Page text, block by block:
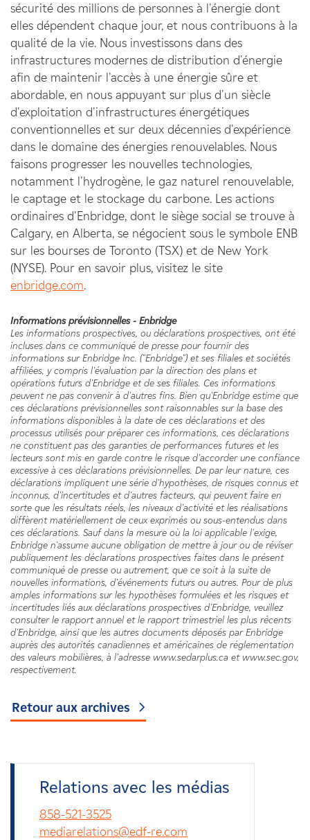
sécurité des millions de personnes à l'énergie dont
elles dépendent chaque jour, et nous contribuons à la
qualité de la vie. Nous investissons dans des
infrastructures modernes de distribution d'énergie
afin de maintenir l'accès à une énergie sûre et
abordable, en nous appuyant sur plus d'un siècle
d'exploitation d'infrastructures énergétiques
conventionnelles et sur deux décennies d'expérience
dans le domaine des énergies renouvelables. Nous
faisons progresser les nouvelles technologies,
notamment l'hydrogène, le gaz naturel renouvelable,
le captage et le stockage du carbone. Les actions
ordinaires d'Enbridge, dont le siège social se trouve à
Calgary, en Alberta, se négocient sous le symbole ENB
sur les bourses de Toronto (TSX) et de New York
(NYSE). Pour en savoir plus, visitez le site
enbridge.com.
Informations prévisionnelles - Enbridge
Les informations prospectives, ou déclarations prospectives, ont été
incluses dans ce communiqué de presse pour fournir des
informations sur Enbridge Inc. ("Enbridge") et ses filiales et sociétés
affiliées, y compris l'évaluation par la direction des plans et
opérations futurs d'Enbridge et de ses filiales. Ces informations
peuvent ne pas convenir à d'autres fins. Bien qu'Enbridge estime que
ces déclarations prévisionnelles sont raisonnables sur la base des
informations disponibles à la date de ces déclarations et des
processus utilisés pour préparer ces informations, ces déclarations
ne constituent pas des garanties de performances futures et les
lecteurs sont mis en garde contre le risque d'accorder une confiance
excessive à ces déclarations prévisionnelles. De par leur nature, ces
déclarations impliquent une série d'hypothèses, de risques connus et
inconnus, d'incertitudes et d'autres facteurs, qui peuvent faire en
sorte que les résultats réels, les niveaux d'activité et les réalisations
diffèrent matériellement de ceux exprimés ou sous-entendus dans
ces déclarations. Sauf dans la mesure où la loi applicable l'exige,
Enbridge n'assume aucune obligation de mettre à jour ou de réviser
publiquement les déclarations prospectives faites dans le présent
communiqué de presse ou autrement, que ce soit à la suite de
nouvelles informations, d'événements futurs ou autres. Pour de plus
amples informations sur les hypothèses formulées et les risques et
incertitudes liés aux déclarations prospectives d'Enbridge, veuillez
consulter le rapport annuel et le rapport trimestriel les plus récents
d'Enbridge, ainsi que les autres documents déposés par Enbridge
auprès des autorités canadiennes et américaines de réglementation
des valeurs mobilières, à l'adresse www.sedarplus.ca et www.sec.gov,
respectivement.
Retour aux archives
Relations avec les médias
858-521-3525
mediarelations@edf-re.com